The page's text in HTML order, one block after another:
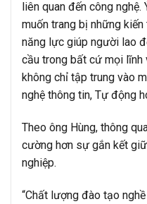
liên quan đến công
muốn trang bị những
năng lực giúp người lao
cầu trong bất cứ mọi lĩnh
không chỉ tập trung vào
nghệ thông tin, Tự động
Theo ông Hùng, thông
cường hơn sự gắn kết
nghiệp.
“Chất lượng đào tạo